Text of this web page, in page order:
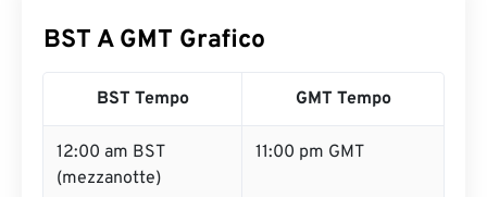
BST A GMT Grafico
BST Tempo GMT Tempo
12:00 am BST
(mezzanotte)
11:00 pm GMT